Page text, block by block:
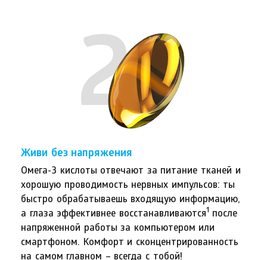
2
Живи без напряжения
Омега-3 кислоты отвечают за питание тканей и
хорошую проводимость нервных импульсов: ты
быстро обрабатываешь входящую информацию,
а глаза эффективнее восстанавливаются1 после
напряженной работы за компьютером или
смартфоном. Комфорт и сконцентрированность
на самом главном – всегда с тобой!